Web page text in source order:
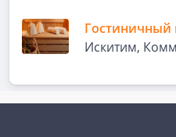
Гостиничный
Искитим,